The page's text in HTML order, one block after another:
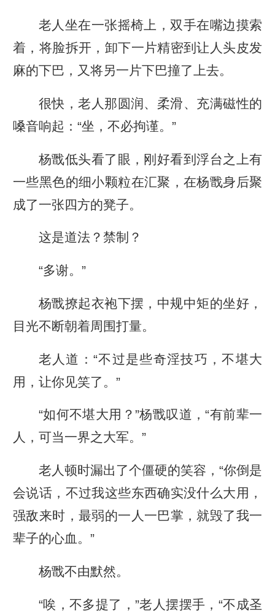
老人坐在一张摇椅上，双手在嘴边摸索
着，将脸拆开，卸下一片精密到让人头皮发
麻的下巴，又将另一片下巴撞了上去。
很快，老人那圆润、柔滑、充满磁性的
嗓音响起：“坐，不必拘谨。”
杨戬低头看了眼，刚好看到浮台之上有
一些黑色的细小颗粒在汇聚，在杨戬身后聚
成了一张四方的凳子。
这是道法？禁制？
“多谢。”
杨戬撩起衣袍下摆，中规中矩的坐好，
目光不断朝着周围打量。
老人道：“不过是些奇淫技巧，不堪大
用，让你见笑了。”
“如何不堪大用？”杨戬叹道，“有前辈一
人，可当一界之大军。”
老人顿时漏出了个僵硬的笑容，“你倒是
会说话，不过我这些东西确实没什么大用，
强敌来时，最弱的一人一巴掌，就毁了我一
辈子的心血。”
杨戬不由默然。
“唉，不多提了，”老人摆摆手，“不成圣